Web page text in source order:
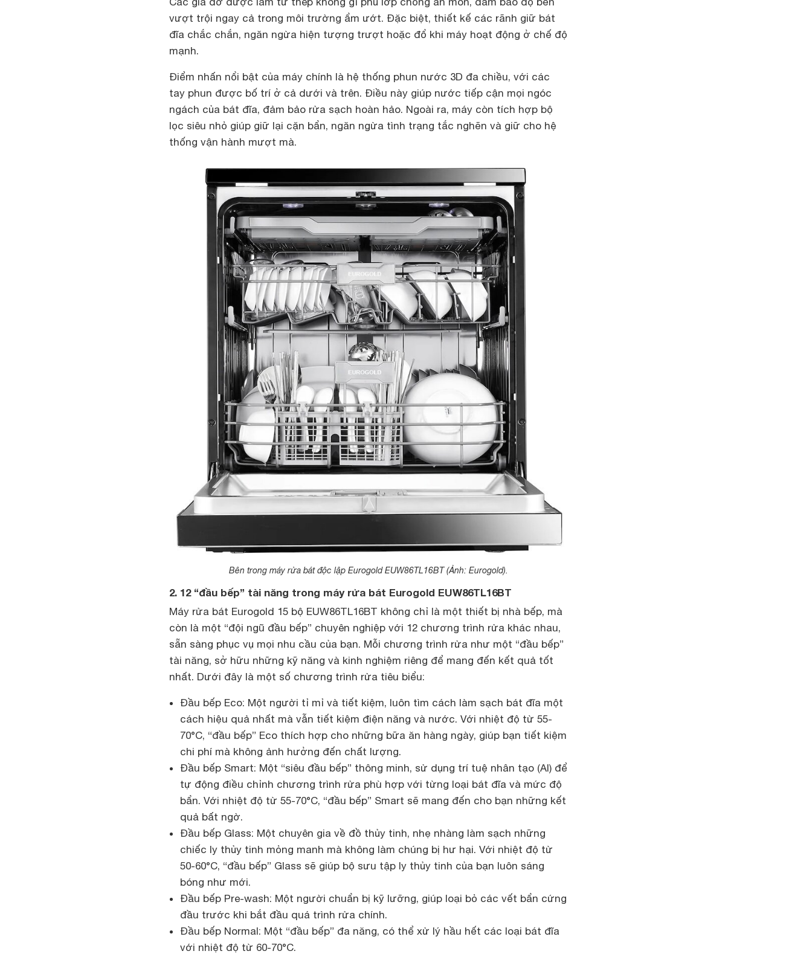
vượt trội ngay cả trong môi trường ẩm ướt. Đặc biệt, thiết kế các rãnh giữ bát
đĩa chắc chắn, ngăn ngừa hiện tượng trượt hoặc đổ khi máy hoạt động ở chế độ
mạnh.
Điểm nhấn nổi bật của máy chính là hệ thống phun nước 3D đa chiều, với các
tay phun được bố trí ở cả dưới và trên. Điều này giúp nước tiếp cận mọi ngóc
ngách của bát đĩa, đảm bảo rửa sạch hoàn hảo. Ngoài ra, máy còn tích hợp bộ
lọc siêu nhỏ giúp giữ lại cặn bẩn, ngăn ngừa tình trạng tắc nghẽn và giữ cho hệ
thống vận hành mượt mà.
Bên trong máy rửa bát độc lập Eurogold EUW86TL16BT (Ảnh: Eurogold).
2. 12 “đầu bếp” tài năng trong máy rửa bát Eurogold EUW86TL16BT
Máy rửa bát Eurogold 15 bộ EUW86TL16BT không chỉ là một thiết bị nhà bếp, mà
còn là một “đội ngũ đầu bếp” chuyên nghiệp với 12 chương trình rửa khác nhau,
sẵn sàng phục vụ mọi nhu cầu của bạn. Mỗi chương trình rửa như một “đầu bếp”
tài năng, sở hữu những kỹ năng và kinh nghiệm riêng để mang đến kết quả tốt
nhất. Dưới đây là một số chương trình rửa tiêu biểu:
Đầu bếp Eco: Một người tỉ mỉ và tiết kiệm, luôn tìm cách làm sạch bát đĩa một
cách hiệu quả nhất mà vẫn tiết kiệm điện năng và nước. Với nhiệt độ từ 55-
70°C, “đầu bếp” Eco thích hợp cho những bữa ăn hàng ngày, giúp bạn tiết kiệm
chi phí mà không ảnh hưởng đến chất lượng.
Đầu bếp Smart: Một “siêu đầu bếp” thông minh, sử dụng trí tuệ nhân tạo (AI) để
tự động điều chỉnh chương trình rửa phù hợp với từng loại bát đĩa và mức độ
bẩn. Với nhiệt độ từ 55-70°C, “đầu bếp” Smart sẽ mang đến cho bạn những kết
quả bất ngờ.
Đầu bếp Glass: Một chuyên gia về đồ thủy tinh, nhẹ nhàng làm sạch những
chiếc ly thủy tinh mỏng manh mà không làm chúng bị hư hại. Với nhiệt độ từ
50-60°C, “đầu bếp” Glass sẽ giúp bộ sưu tập ly thủy tinh của bạn luôn sáng
bóng như mới.
Đầu bếp Pre-wash: Một người chuẩn bị kỹ lưỡng, giúp loại bỏ các vết bẩn cứng
đầu trước khi bắt đầu quá trình rửa chính.
Đầu bếp Normal: Một “đầu bếp” đa năng, có thể xử lý hầu hết các loại bát đĩa
với nhiệt độ từ 60-70°C.